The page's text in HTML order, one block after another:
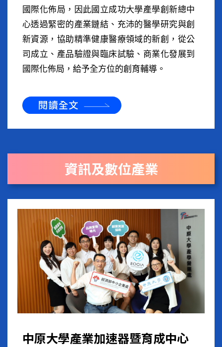
國際化佈局，因此國立成功大學產學創新總中
心透過緊密的產業鏈結、充沛的醫學研究與創
新資源，協助精準健康醫療領域的新創，從公
司成立、產品驗證與臨床試驗、商業化發展到
國際化佈局，給予全方位的創育輔導。
資訊及數位產業
中原大學產業加速器暨育成中心